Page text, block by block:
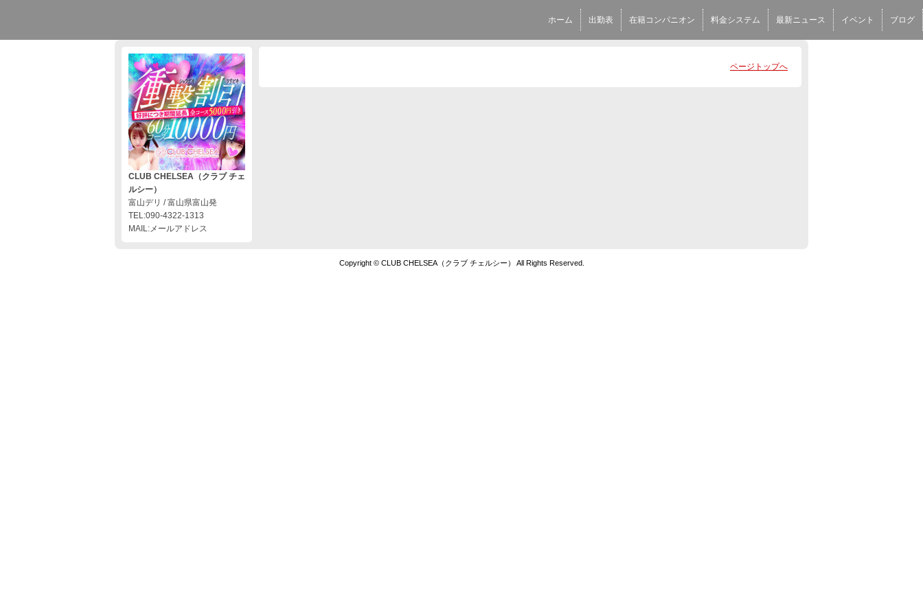
ホーム 出勤表 在籍コンパニオン 料金システム 最新ニュース イベント ブログ
CLUB CHELSEA（クラブ チェ
ルシー）
富山デリ / 富山県富山発
TEL:090-4322-1313
MAIL:メールアドレス
ページトップへ
Copyright © CLUB CHELSEA（クラブ チェルシー） All Rights Reserved.